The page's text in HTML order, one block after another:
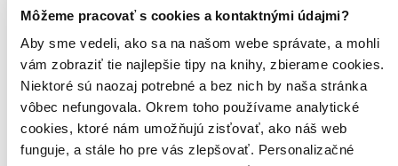
Môžeme pracovať s cookies a kontaktnými údajmi?
Aby sme vedeli, ako sa na našom webe správate, a mohli
vám zobraziť tie najlepšie tipy na knihy, zbierame cookies.
Niektoré sú naozaj potrebné a bez nich by naša stránka
vôbec nefungovala. Okrem toho používame analytické
cookies, ktoré nám umožňujú zisťovať, ako náš web
funguje, a stále ho pre vás zlepšovať. Personalizačné
Bestsellery
Top hodnotené
Novinky
Najdrahšie
Najlacnejšie
Najvyššia zľava